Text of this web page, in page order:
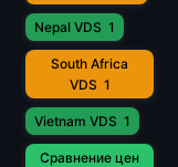
Nepal VDS 1
South Africa
VDS 1
Vietnam VDS 1
Сравнение цен